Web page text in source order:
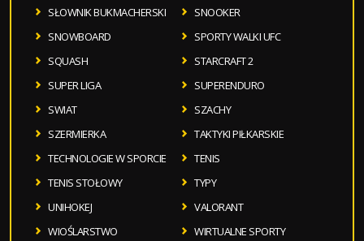
SŁOWNIK BUKMACHERSKI
SNOOKER
SNOWBOARD
SPORTY WALKI UFC
SQUASH
STARCRAFT 2
SUPER LIGA
SUPERENDURO
SWIAT
SZACHY
SZERMIERKA
TAKTYKI PIŁKARSKIE
TECHNOLOGIE W SPORCIE
TENIS
TENIS STOŁOWY
TYPY
UNIHOKEJ
VALORANT
WIOŚLARSTWO
WIRTUALNE SPORTY